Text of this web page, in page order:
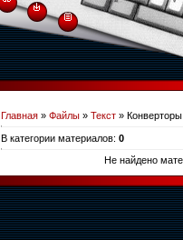
Главная » Файлы » Текст » Конверторы
В категории материалов: 0
Не найдено